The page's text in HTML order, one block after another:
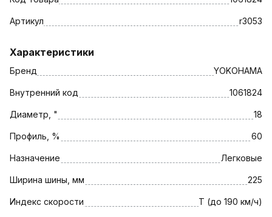
Артикул r3053
Характеристики
Бренд YOKOHAMA
Внутренний код 1061824
Диаметр, " 18
Профиль, % 60
Назначение Легковые
Ширина шины, мм 225
Индекс скорости T (до 190 км/ч)